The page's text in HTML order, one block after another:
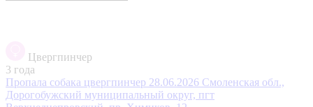
Цвергпинчер
3 года
Пропала собака цвергпинчер 28.06.2026 Смоленская обл.,
Дорогобужский муниципальный округ, пгт